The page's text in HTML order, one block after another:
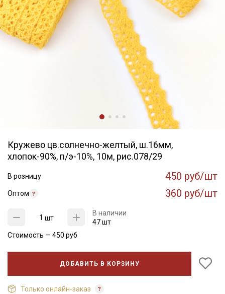
Кружево цв.солнечно-желтый, ш.16мм,
хлопок-90%, п/э-10%, 10м, рис.078/29
В розницу 450 руб/шт
Оптом 360 руб/шт
шт
В наличии
47 шт
Стоимость — 450 руб
ДОБАВИТЬ В КОРЗИНУ
Только онлайн-заказ